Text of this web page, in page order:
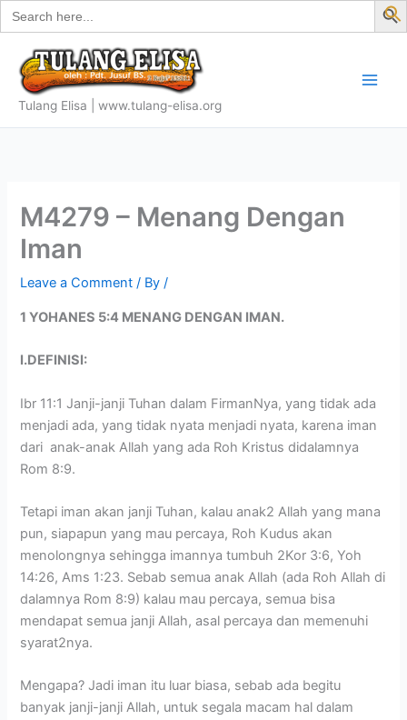
Search
for:
Skip
to
content
Tulang Elisa | www.tulang-elisa.org
M4279 – Menang Dengan
Iman
Leave a Comment / By/
1 YOHANES 5:4 MENANG DENGAN IMAN.
I.DEFINISI:
Ibr 11:1 Janji-janji Tuhan dalam FirmanNya, yang tidak ada
menjadi ada, yang tidak nyata menjadi nyata, karena iman
dari anak-anak Allah yang ada Roh Kristus didalamnya
Rom 8:9.
Tetapi iman akan janji Tuhan, kalau anak2 Allah yang mana
pun, siapapun yang mau percaya, Roh Kudus akan
menolongnya sehingga imannya tumbuh 2Kor 3:6, Yoh
14:26, Ams 1:23. Sebab semua anak Allah (ada Roh Allah di
dalamnya Rom 8:9) kalau mau percaya, semua bisa
mendapat semua janji Allah, asal percaya dan memenuhi
syarat2nya.
Mengapa? Jadi iman itu luar biasa, sebab ada begitu
banyak janji-janji Allah, untuk segala macam hal dalam